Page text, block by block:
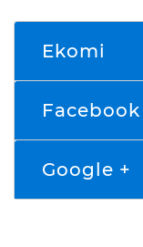
Ekomi
Facebook
Google +